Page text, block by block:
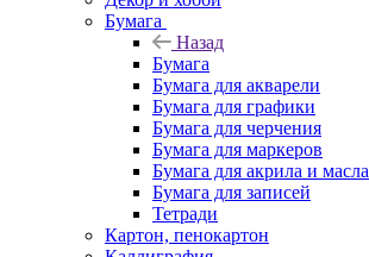
Бумага
Назад
Бумага
Бумага для акварели
Бумага для графики
Бумага для черчения
Бумага для маркеров
Бумага для акрила и масла
Бумага для записей
Тетради
Картон, пенокартон